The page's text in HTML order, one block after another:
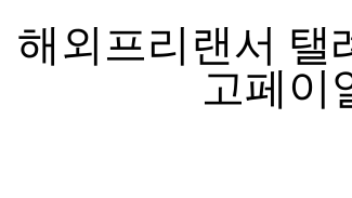
해외프리랜서
고페이